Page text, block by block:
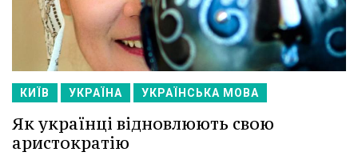
КИЇВ УКРАЇНА УКРАЇНСЬКА МОВА
Як українці відновлюють свою
аристократію